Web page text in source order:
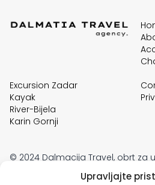
Upravljajte
Excursion Zadar
Kayak
River-Bijela
Karin Gornji
© 2024 Dalmacija Travel, obrt za
Immense d.o.o